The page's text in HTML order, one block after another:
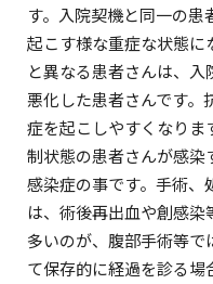
す。入院契機と同一の
起こす様な重症な状態に
と異なる患者さんは、
悪化した患者さんです。
症を起こしやすくなりま
制状態の患者さんが感染
感染症の事です。手術、
は、術後再出血や創感
多いのが、腹部手術等
て保存的に経過を診る